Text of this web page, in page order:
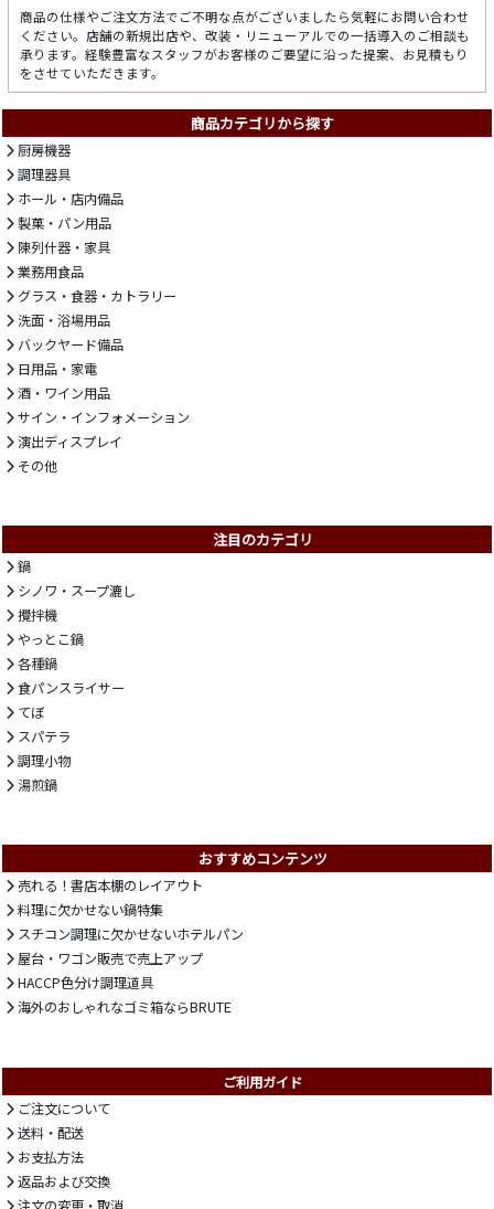
商品の仕様やご注文方法でご不明な点がございましたら気軽にお問い合わせ
ください。店舗の新規出店や、改装・リニューアルでの一括導入のご相談も
承ります。経験豊富なスタッフがお客様のご要望に沿った提案、お見積もり
をさせていただきます。
商品カテゴリから探す
厨房機器
調理器具
ホール・店内備品
製菓・パン用品
陳列什器・家具
業務用食品
グラス・食器・カトラリー
洗面・浴場用品
バックヤード備品
日用品・家電
酒・ワイン用品
サイン・インフォメーション
演出ディスプレイ
その他
注目のカテゴリ
鍋
シノワ・スープ漉し
攪拌機
やっとこ鍋
各種鍋
食パンスライサー
てぼ
スパテラ
調理小物
湯煎鍋
おすすめコンテンツ
売れる！書店本棚のレイアウト
料理に欠かせない鍋特集
スチコン調理に欠かせないホテルパン
屋台・ワゴン販売で売上アップ
HACCP色分け調理道具
海外のおしゃれなゴミ箱ならBRUTE
ご利用ガイド
ご注文について
送料・配送
お支払方法
返品および交換